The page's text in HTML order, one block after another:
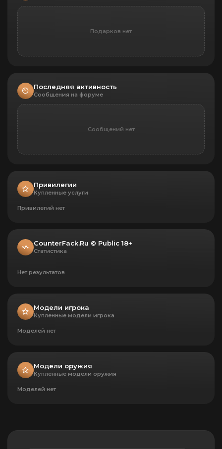
Подарков нет
Последняя активность
Сообщения на форуме
Сообщений нет
Привилегии
Купленные услуги
Привилегий нет
CounterFack.Ru © Public 18+
Статистика
Нет результатов
Модели игрока
Купленные модели игрока
Моделей нет
Модели оружия
Купленные модели оружия
Моделей нет